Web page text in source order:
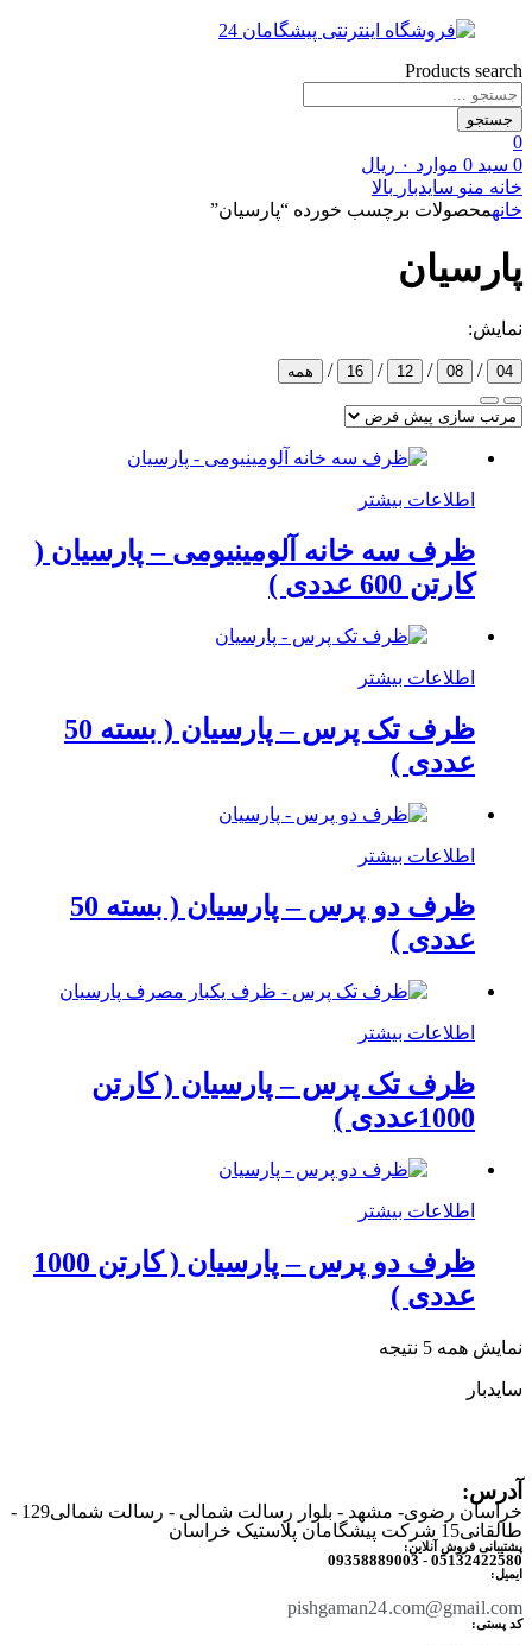
Products search
جستجو
0
0 سبد 0 موارد ۰ ریال
خانه منو سایدبار بالا
خانهمحصولات برچسب خورده “پارسیان”
پارسیان
نمایش:
04
/
08
/
12
/
16
/ همه
اطلاعات بیشتر
ظرف سه خانه آلومینیومی – پارسیان (
کارتن 600 عددی )
اطلاعات بیشتر
ظرف تک پرس – پارسیان ( بسته 50
عددی )
اطلاعات بیشتر
ظرف دو پرس – پارسیان ( بسته 50
عددی )
اطلاعات بیشتر
ظرف تک پرس – پارسیان ( کارتن
1000عددی )
اطلاعات بیشتر
ظرف دو پرس – پارسیان ( کارتن 1000
عددی )
نمایش همه 5 نتیجه
سایدبار
آدرس:
خراسان رضوی- مشهد - بلوار رسالت شمالی - رسالت شمالی129 -
طالقانی15 شرکت پیشگامان پلاستیک خراسان
پشتیبانی فروش آنلاین:
05132422580 - 09358889003
ایمیل:
pishgaman24.com@gmail.com
کد پستی: